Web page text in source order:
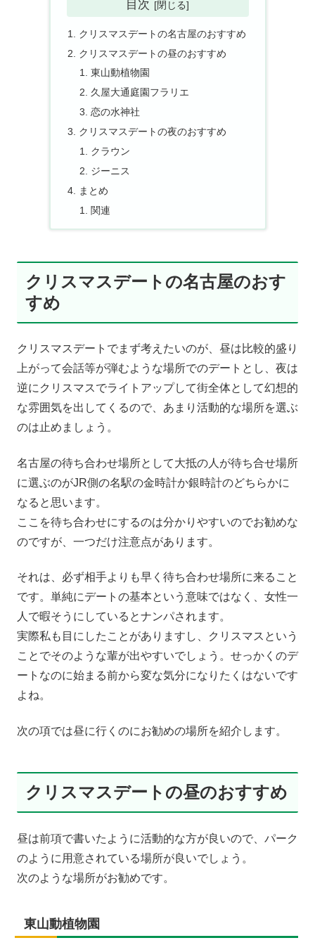
目次
クリスマスデートの名古屋のおすすめ
クリスマスデートの昼のおすすめ
東山動植物園
久屋大通庭園フラリエ
恋の水神社
クリスマスデートの夜のおすすめ
クラウン
ジーニス
まとめ
関連
クリスマスデートの名古屋のおす
すめ
クリスマスデートでまず考えたいのが、昼は比較的盛り
上がって会話等が弾むような場所でのデートとし、夜は
逆にクリスマスでライトアップして街全体として幻想的
な雰囲気を出してくるので、あまり活動的な場所を選ぶ
のは止めましょう。
名古屋の待ち合わせ場所として大抵の人が待ち合せ場所
に選ぶのがJR側の名駅の金時計か銀時計のどちらかに
なると思います。
ここを待ち合わせにするのは分かりやすいのでお勧めな
のですが、一つだけ注意点があります。
それは、必ず相手よりも早く待ち合わせ場所に来ること
です。単純にデートの基本という意味ではなく、女性一
人で暇そうにしているとナンパされます。
実際私も目にしたことがありますし、クリスマスという
ことでそのような輩が出やすいでしょう。せっかくのデ
ートなのに始まる前から変な気分になりたくはないです
よね。
次の項では昼に行くのにお勧めの場所を紹介します。
クリスマスデートの昼のおすすめ
昼は前項で書いたように活動的な方が良いので、パーク
のように用意されている場所が良いでしょう。
次のような場所がお勧めです。
東山動植物園